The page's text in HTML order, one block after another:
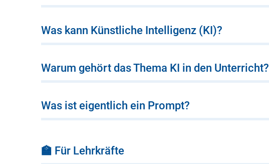
Was kann Künstliche Intelligenz (KI)?
Warum gehört das Thema KI in den Unterricht?
Was ist eigentlich ein Prompt?
🏫 Für Lehrkräfte